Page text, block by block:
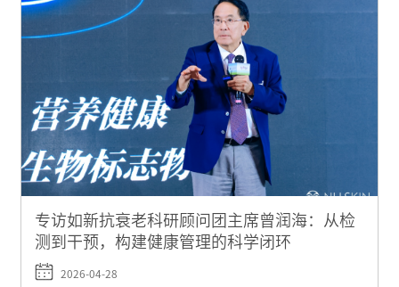
专访如新抗衰老科研顾问团主席曾润海：从检
测到干预，构建健康管理的科学闭环
2026-04-28